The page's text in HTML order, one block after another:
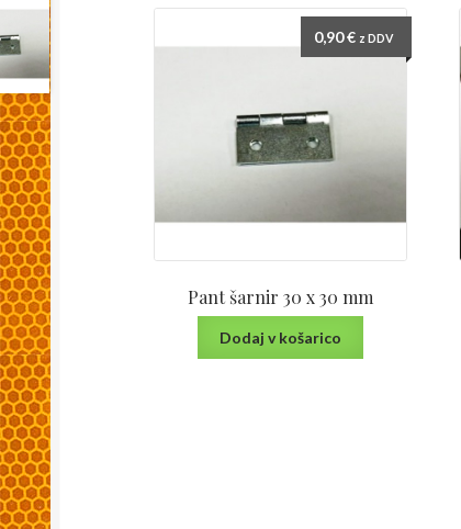
Pant šarnir 30 x 30 mm
0,90€ z DDV
Dodaj v košarico